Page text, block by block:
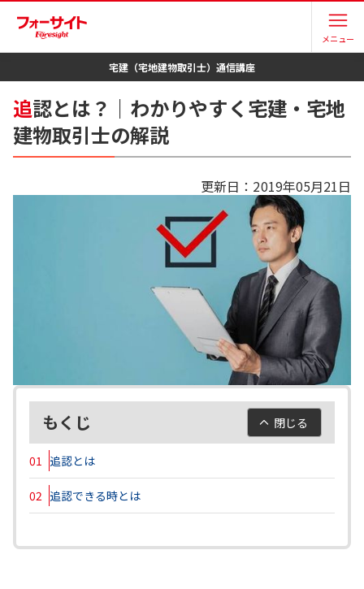
メニュー
宅建（宅地建物取引士）通信講座
追認とは？｜わかりやすく宅建・宅地
建物取引士の解説
更新日： 2019年05月21日
もくじ 閉じる
01 追認とは
02 追認できる時とは